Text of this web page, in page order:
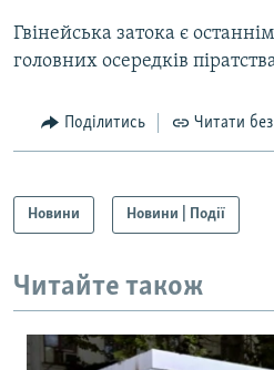
Гвінейська затока є
головних осередків
Поділитись Читати
Новини Новини | Події
Читайте також